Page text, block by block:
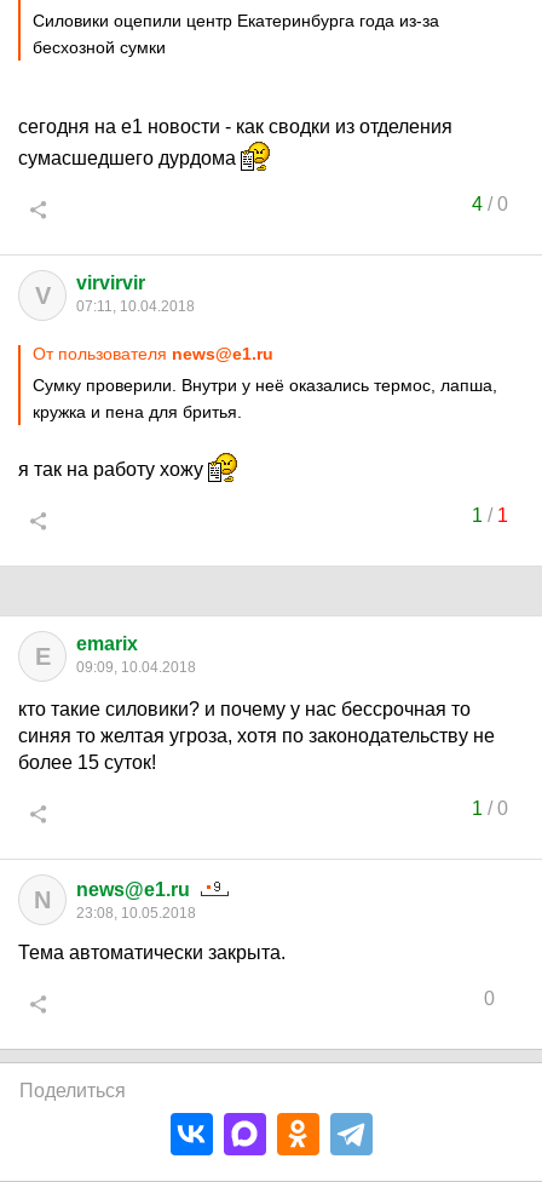
Силовики оцепили центр Екатеринбурга года из-за
бесхозной сумки
сегодня на е1 новости - как сводки из отделения
сумасшедшего дурдома
4/0
V virvirvir
07:11, 10.04.2018
От пользователя news@e1.ru
Сумку проверили. Внутри у неё оказались термос, лапша,
кружка и пена для бритья.
я так на работу хожу
1 / 1
E emarix
09:09, 10.04.2018
кто такие силовики? и почему у нас бессрочная то
синяя то желтая угроза, хотя по законодательству не
более 15 суток!
1 /0
N news@e1.ru
23:08, 10.05.2018
Тема автоматически закрыта.
0
Поделиться